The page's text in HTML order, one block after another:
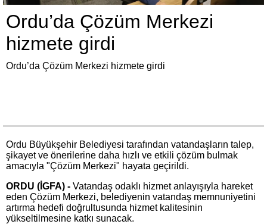
Ordu’da Çözüm Merkezi
hizmete girdi
Ordu’da Çözüm Merkezi hizmete girdi
Ordu Büyükşehir Belediyesi tarafından vatandaşların talep,
şikayet ve önerilerine daha hızlı ve etkili çözüm bulmak
amacıyla "Çözüm Merkezi" hayata geçirildi.
ORDU (İGFA) - Vatandaş odaklı hizmet anlayışıyla hareket
eden Çözüm Merkezi, belediyenin vatandaş memnuniyetini
artırma hedefi doğrultusunda hizmet kalitesinin
yükseltilmesine katkı sunacak.